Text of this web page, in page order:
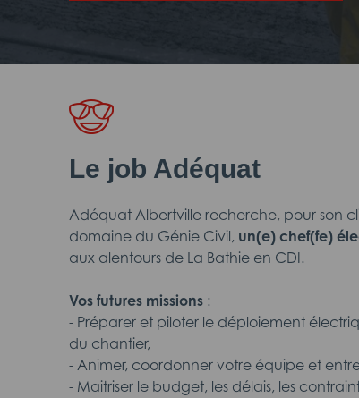
Le job Adéquat
Adéquat Albertville recherche, pour son
domaine du Génie Civil, un(e) chef(fe)
aux alentours de La Bathie en CDI.
Vos futures missions :
- Préparer et piloter le déploiement
du chantier,
- Animer, coordonner votre équipe et
- Maitriser le budget, les délais, les